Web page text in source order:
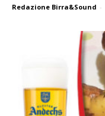
Redazione Birra&Sound -